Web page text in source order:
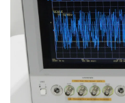
アクセス
プレスリリース